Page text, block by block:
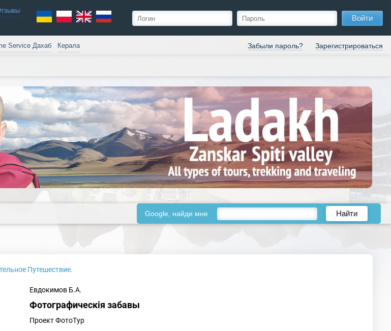
Войти
Забыли пароль? Зарегистрироваться
Service Дахаб Керала
Google, найди мне Найти
Путешествие.
Евдокимов Б.А.
Фотографическiя забавы
Проект ФотоТур